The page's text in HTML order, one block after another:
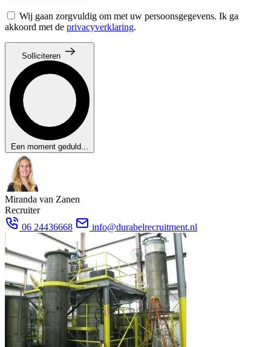
Wij gaan zorgvuldig om met uw persoonsgegevens. Ik ga
akkoord met de privacyverklaring.
Solliciteren
Een moment geduld...
Miranda van Zanen
Recruiter
06 24436668
info@durabelrecruitment.nl